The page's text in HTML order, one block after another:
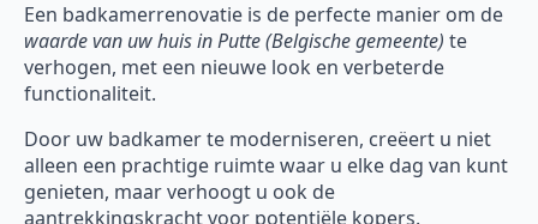
Een badkamerrenovatie is de perfecte manier om de
waarde van uw huis in Putte (Belgische gemeente) te
verhogen, met een nieuwe look en verbeterde
functionaliteit.
Door uw badkamer te moderniseren, creëert u niet
alleen een prachtige ruimte waar u elke dag van kunt
genieten, maar verhoogt u ook de
aantrekkingskracht voor potentiële kopers.